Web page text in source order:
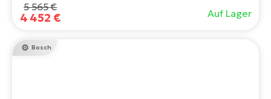
5 565 €
4 452 € Auf Lager
Bosch